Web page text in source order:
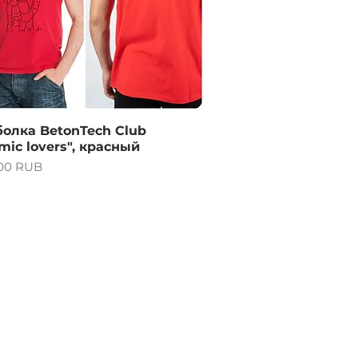
Vista rápida
BetonTech Club
lovers", красный
RUB